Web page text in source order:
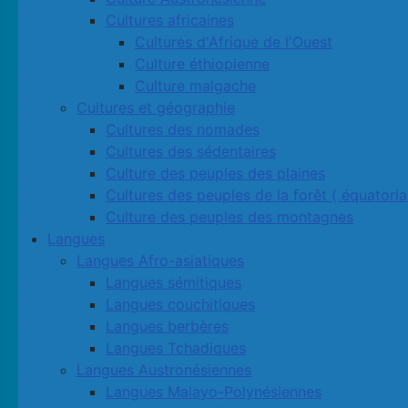
Cultures africaines
Cultures d'Afrique de l'Ouest
Culture éthiopienne
Culture malgache
Cultures et géographie
Cultures des nomades
Cultures des sédentaires
Culture des peuples des plaines
Cultures des peuples de la forêt (
Culture des peuples des montagnes
Langues
Langues Afro-asiatiques
Langues sémitiques
Langues couchitiques
Langues berbères
Langues Tchadiques
Langues Austronésiennes
Langues Malayo-Polynésiennes